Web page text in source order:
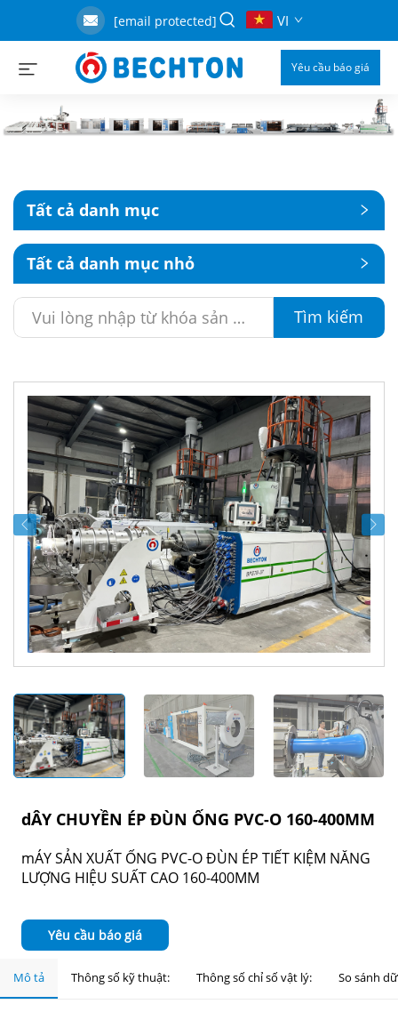
[email protected] VI
Yêu cầu báo giá
Tất cả danh mục
Tất cả danh mục nhỏ
Tìm kiếm
dÂY CHUYỀN ÉP ĐÙN ỐNG PVC-O 160-400MM
mÁY SẢN XUẤT ỐNG PVC-O ĐÙN ÉP TIẾT KIỆM NĂNG
LƯỢNG HIỆU SUẤT CAO 160-400MM
Yêu cầu báo giá
Mô tả Thông số kỹ thuật: Thông số chỉ số vật lý: So sánh